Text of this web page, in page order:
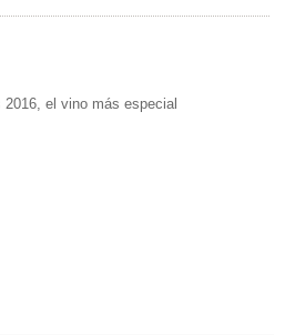
2016, el vino más especial